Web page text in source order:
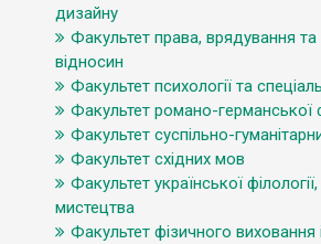
дизайну
Факультет права, врядування
відносин
Факультет психології та
Факультет романо-германської
Факультет суспільно-
Факультет східних мов
Факультет української філології,
мистецтва
Факультет фізичного виховання